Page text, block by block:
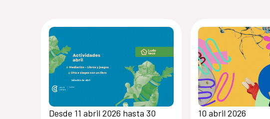
Desde 11 abril 2026 hasta 30
10 abril 2026